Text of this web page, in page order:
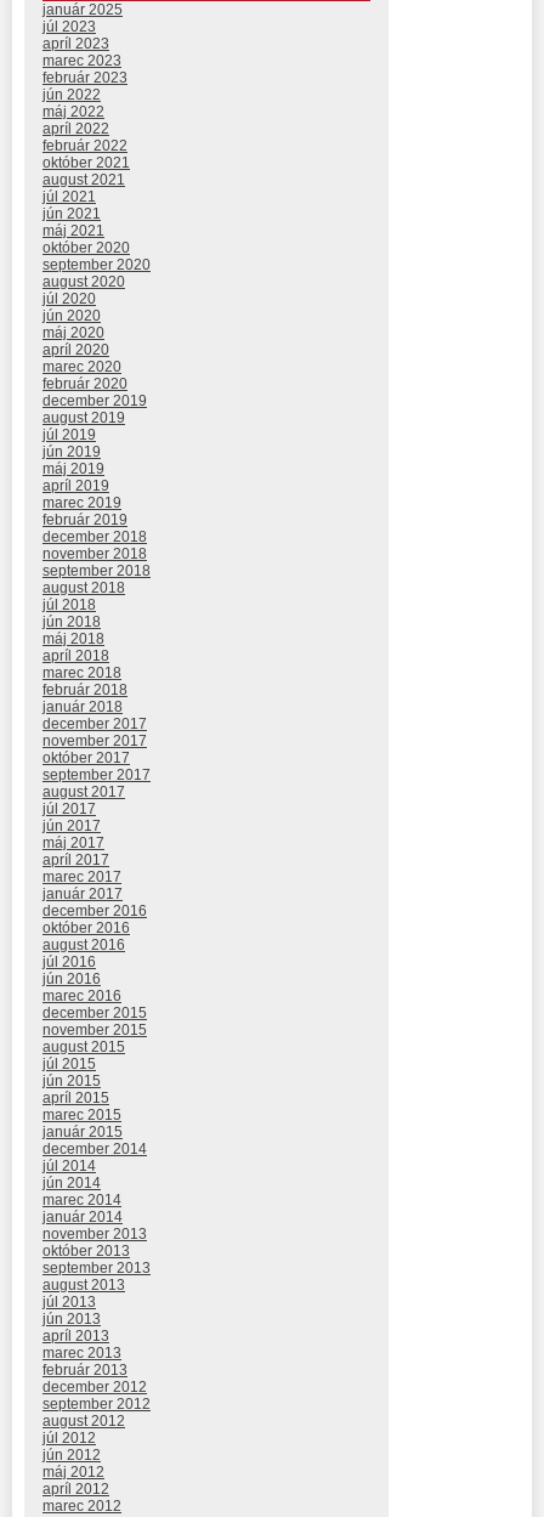
január 2025
júl 2023
apríl 2023
marec 2023
február 2023
jún 2022
máj 2022
apríl 2022
február 2022
október 2021
august 2021
júl 2021
jún 2021
máj 2021
október 2020
september 2020
august 2020
júl 2020
jún 2020
máj 2020
apríl 2020
marec 2020
február 2020
december 2019
august 2019
júl 2019
jún 2019
máj 2019
apríl 2019
marec 2019
február 2019
december 2018
november 2018
september 2018
august 2018
júl 2018
jún 2018
máj 2018
apríl 2018
marec 2018
február 2018
január 2018
december 2017
november 2017
október 2017
september 2017
august 2017
júl 2017
jún 2017
máj 2017
apríl 2017
marec 2017
január 2017
december 2016
október 2016
august 2016
júl 2016
jún 2016
marec 2016
december 2015
november 2015
august 2015
júl 2015
jún 2015
apríl 2015
marec 2015
január 2015
december 2014
júl 2014
jún 2014
marec 2014
január 2014
november 2013
október 2013
september 2013
august 2013
júl 2013
jún 2013
apríl 2013
marec 2013
február 2013
december 2012
september 2012
august 2012
júl 2012
jún 2012
máj 2012
apríl 2012
marec 2012